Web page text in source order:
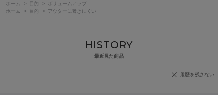
ホーム
> 目的 >
ボリュームアップ
ホーム
> 目的 > アウターに響きにくい
HISTORY
最近見た商品
履歴を残さない